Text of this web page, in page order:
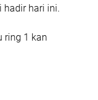
hadir hari ini.
ring 1 kan